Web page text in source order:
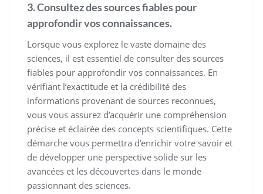
3. Consultez des sources fiables pour
approfondir vos connaissances.
Lorsque vous explorez le vaste domaine des
sciences, il est essentiel de consulter des sources
fiables pour approfondir vos connaissances. En
vérifiant l’exactitude et la crédibilité des
informations provenant de sources reconnues,
vous vous assurez d’acquérir une compréhension
précise et éclairée des concepts scientifiques. Cette
démarche vous permettra d’enrichir votre savoir et
de développer une perspective solide sur les
avancées et les découvertes dans le monde
passionnant des sciences.